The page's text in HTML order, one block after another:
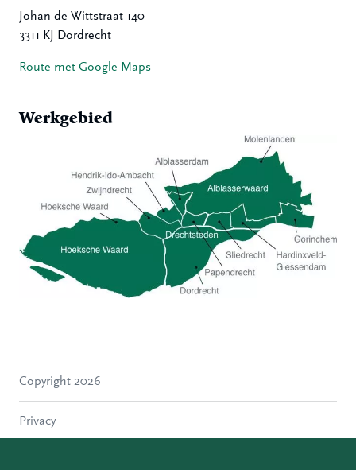
Johan de Wittstraat 140
3311 KJ Dordrecht
Route met Google Maps
Werkgebied
Molenlanden
Papendrecht
Copyright 2026
Privacy